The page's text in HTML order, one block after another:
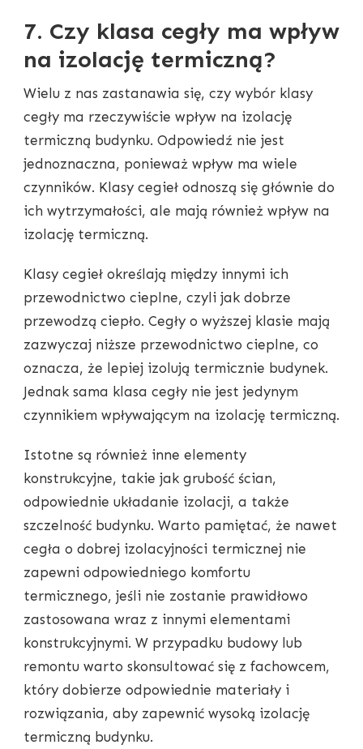
7. Czy klasa cegły ma wpływ
na izolację termiczną?
Wielu z nas zastanawia się, czy wybór klasy
cegły ma rzeczywiście wpływ na izolację
termiczną budynku. Odpowiedź nie jest
jednoznaczna, ponieważ wpływ ma wiele
czynników. Klasy cegieł odnoszą się głównie do
ich wytrzymałości, ale mają również wpływ na
izolację termiczną.
Klasy cegieł określają między innymi ich
przewodnictwo cieplne, czyli jak dobrze
przewodzą ciepło. Cegły o wyższej klasie mają
zazwyczaj niższe przewodnictwo cieplne, co
oznacza, że lepiej izolują termicznie budynek.
Jednak sama klasa cegły nie jest jedynym
czynnikiem wpływającym na izolację termiczną.
Istotne są również inne elementy
konstrukcyjne, takie jak grubość ścian,
odpowiednie układanie izolacji, a także
szczelność budynku. Warto pamiętać, że nawet
cegła o dobrej izolacyjności termicznej nie
zapewni odpowiedniego komfortu
termicznego, jeśli nie zostanie prawidłowo
zastosowana wraz z innymi elementami
konstrukcyjnymi. W przypadku budowy lub
remontu warto skonsultować się z fachowcem,
który dobierze odpowiednie materiały i
rozwiązania, aby zapewnić wysoką izolację
termiczną budynku.